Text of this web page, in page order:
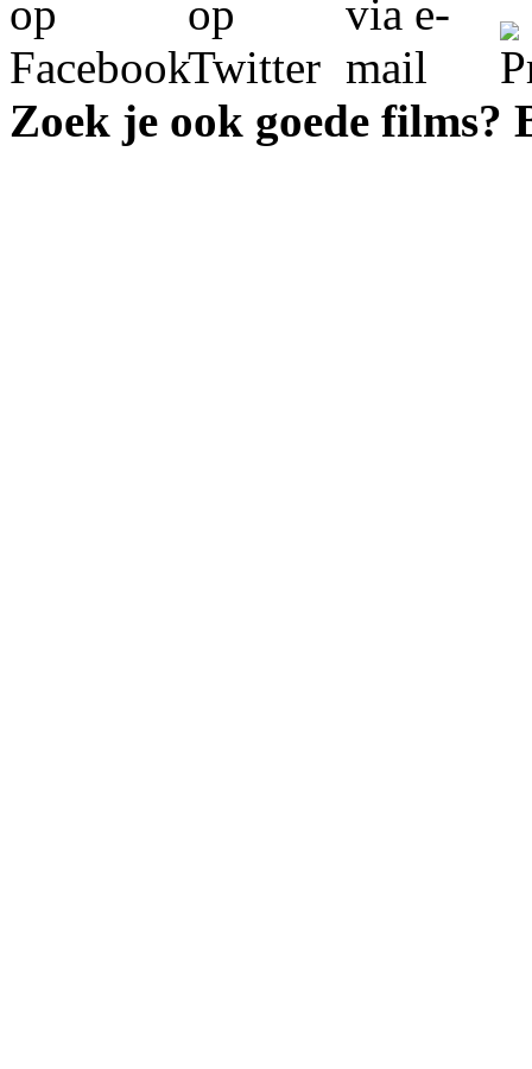
Zoek je ook goede films?